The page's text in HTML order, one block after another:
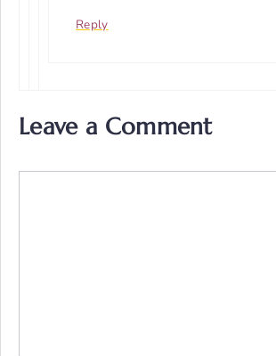
Reply
Leave a Comment